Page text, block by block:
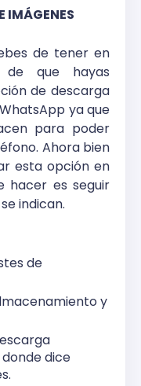
IMÁGENES
de tener en
que hayas
de descarga
ya que
para poder
Ahora bien
esta opción en
hacer es seguir
indican.
de
y
dice